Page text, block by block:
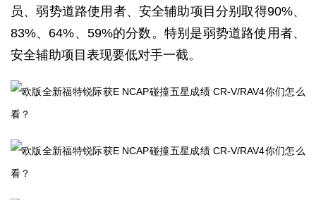
员、弱势道路使用者、安全辅助项目分别取得90%、
83%、64%、59%的分数。特别是弱势道路使用者、
安全辅助项目表现要低对手一截。